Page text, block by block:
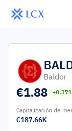
Baldor
€1.88
Capitalización de
€187.66K